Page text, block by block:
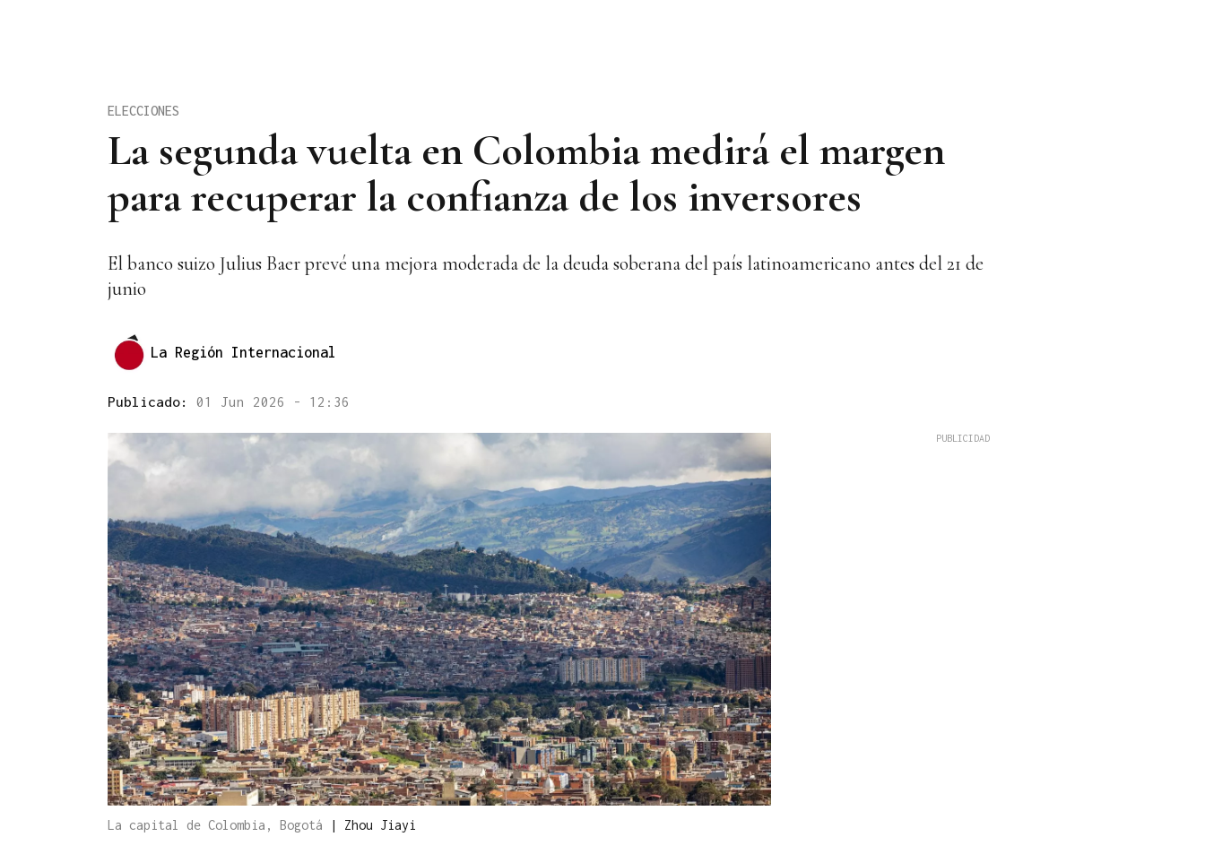
La segunda vuelta en Colombia medirá el margen
para recuperar la confianza de los inversores
ELECCIONES
El banco suizo Julius Baer prevé una mejora moderada de la deuda soberana del país latinoamericano antes del 21 de
junio
La Región Internacional
Publicado: 01 Jun 2026 - 12:36
La capital de Colombia, Bogotá | Zhou Jiayi